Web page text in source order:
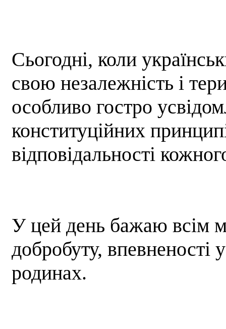
Сьогодні, коли
свою незалежність і
особливо гостро
конституційних
відповідальності
У цей день бажаю всім
добробуту, впевненості
родинах.